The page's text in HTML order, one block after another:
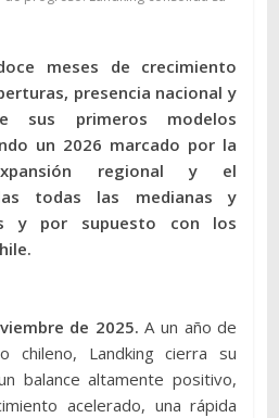
meses de crecimiento
presencia nacional y
sus primeros modelos
un 2026 marcado por la
regional y el
todas las medianas y
y por supuesto con los
de 2025. A un año de
chileno, Landking cierra su
balance altamente positivo,
acelerado, una rápida